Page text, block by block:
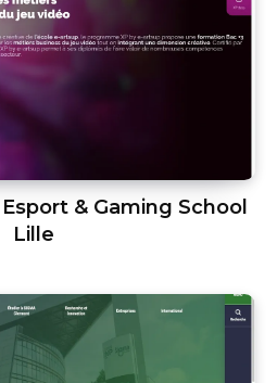
& Gaming School
Lille